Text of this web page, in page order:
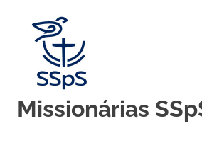
content
Missionárias